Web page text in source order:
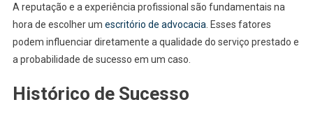
A reputação e a experiência profissional são fundamentais na
hora de escolher um escritório de advocacia . Esses fatores
podem influenciar diretamente a qualidade do serviço prestado e
a probabilidade de sucesso em um caso.
Histórico de Sucesso